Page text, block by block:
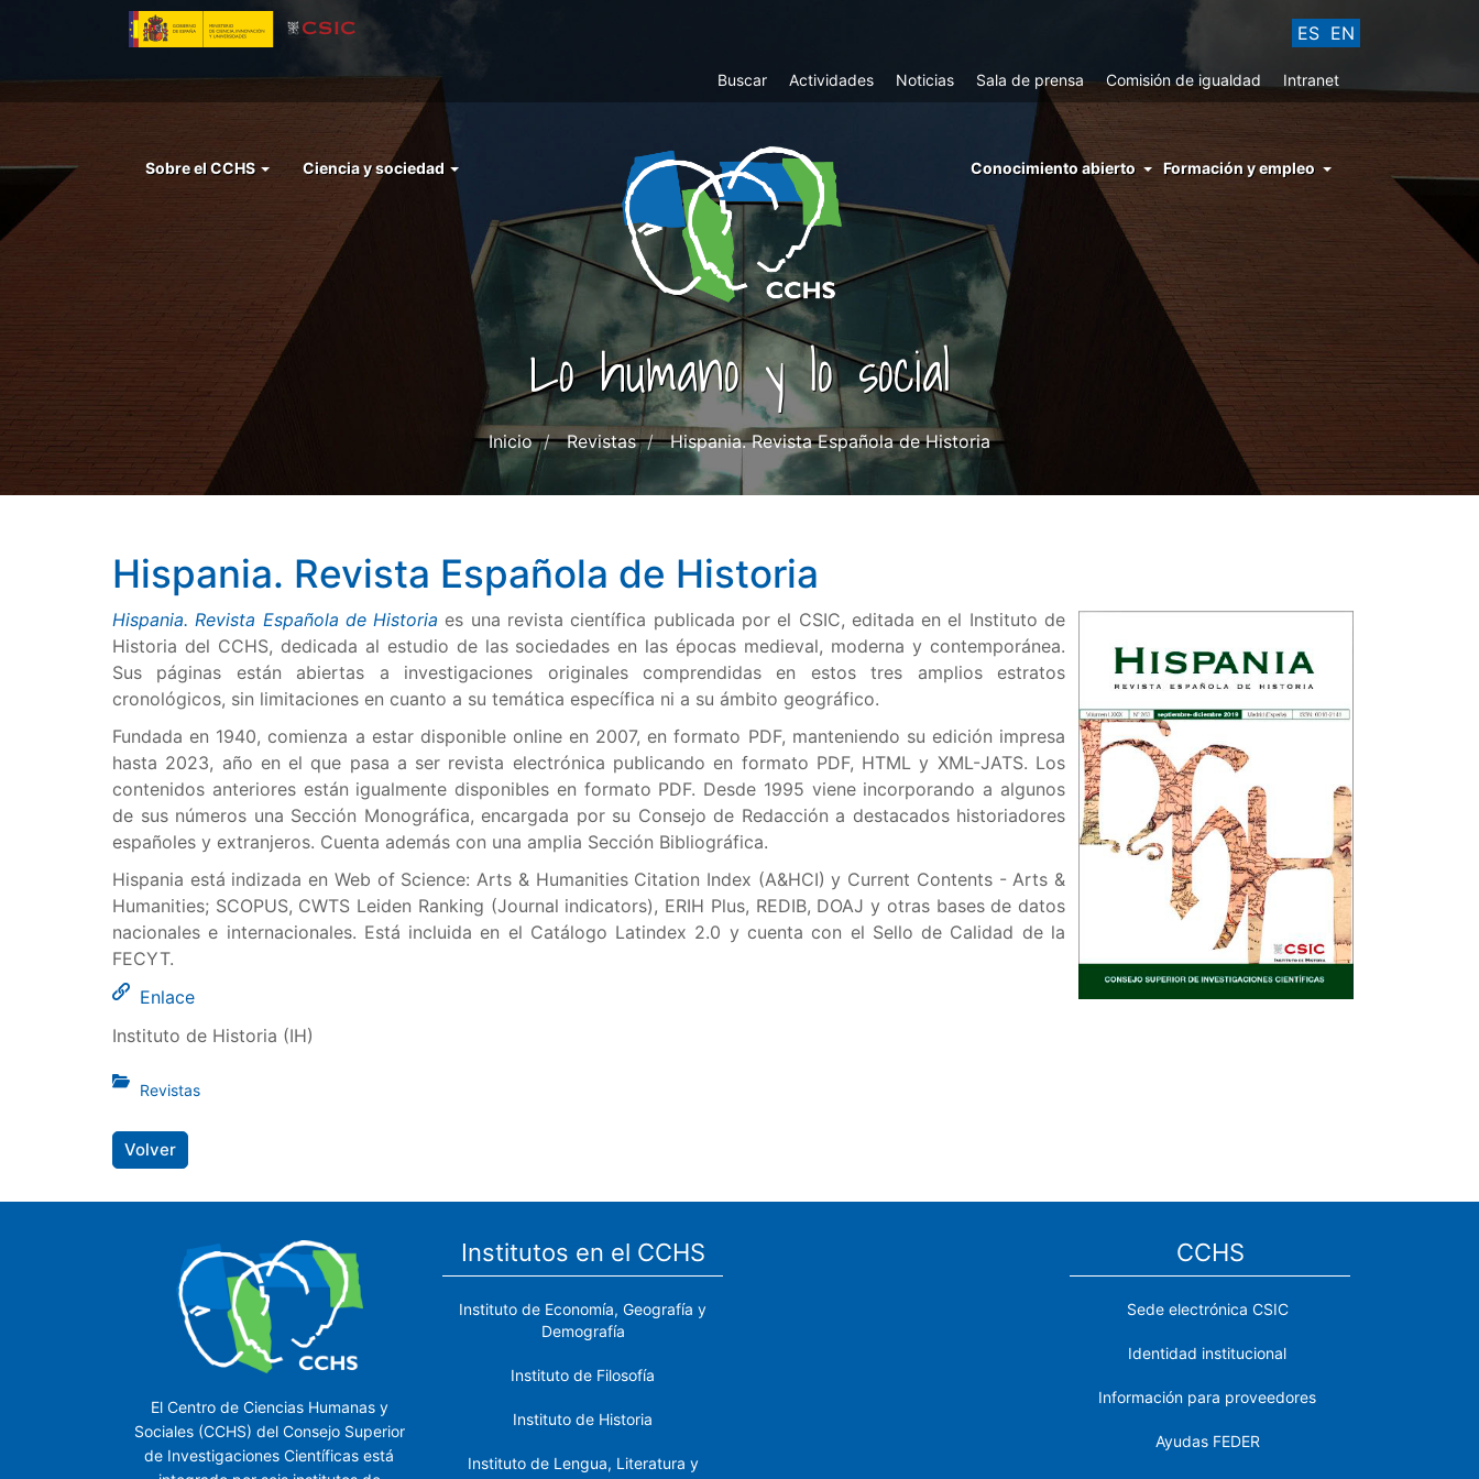
principal
ES EN
Top
Buscar Actividades Noticias Sala de prensa Comisión de igualdad Intranet
Menu
Sobre el CCHS Ciencia y sociedad
menu
conocimiento
abierto
Conocimiento abierto Formación y empleo
Lo humano y lo social
Inicio Revistas Hispania. Revista Española de Historia
Hispania. Revista Española de Historia
Hispania. Revista Española de Historia es una revista científica publicada por el CSIC, editada en el Instituto de
Historia del CCHS, dedicada al estudio de las sociedades en las épocas medieval, moderna y contemporánea.
Sus páginas están abiertas a investigaciones originales comprendidas en estos tres amplios estratos
cronológicos, sin limitaciones en cuanto a su temática específica ni a su ámbito geográfico.
Fundada en 1940, comienza a estar disponible online en 2007, en formato PDF, manteniendo su edición impresa
hasta 2023, año en el que pasa a ser revista electrónica publicando en formato PDF, HTML y XML-JATS. Los
contenidos anteriores están igualmente disponibles en formato PDF. Desde 1995 viene incorporando a algunos
de sus números una Sección Monográfica, encargada por su Consejo de Redacción a destacados historiadores
españoles y extranjeros. Cuenta además con una amplia Sección Bibliográfica.
Hispania está indizada en Web of Science: Arts & Humanities Citation Index (A&HCI) y Current Contents - Arts &
Humanities; SCOPUS, CWTS Leiden Ranking (Journal indicators), ERIH Plus, REDIB, DOAJ y otras bases de datos
nacionales e internacionales. Está incluida en el Catálogo Latindex 2.0 y cuenta con el Sello de Calidad de la
FECYT.
Enlace
Instituto de Historia (IH)
Revistas
Volver
El Centro de Ciencias Humanas y
Sociales (CCHS) del Consejo Superior
de Investigaciones Científicas está
Institutos en el CCHS
Instituto de Economía, Geografía y
Demografía
Instituto de Filosofía
Instituto de Historia
Instituto de Lengua, Literatura y
CCHS
Sede electrónica CSIC
Identidad institucional
Información para proveedores
Ayudas FEDER